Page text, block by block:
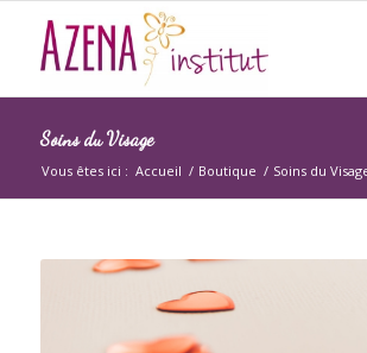
Soins du Visage
Vous êtes ici : Accueil / Boutique / Soins du